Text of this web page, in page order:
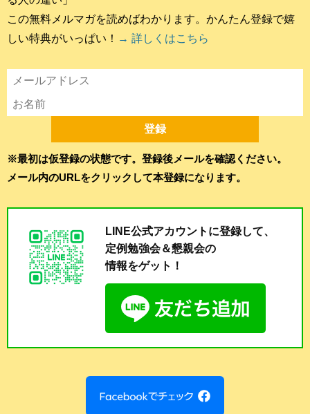
この無料メルマガを読めばわかります。かんたん登録で嬉
しい特典がいっぱい！ → 詳しくはこちら
※最初は仮登録の状態です。登録後メールを確認ください。
メール内のURLをクリックして本登録になります。
LINE公式アカウントに登録して、
定例勉強会＆懇親会の
情報をゲット！